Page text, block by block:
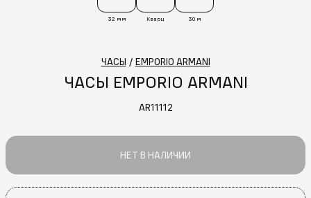
32 мм Кварц 30 м
ЧАСЫ / EMPORIO ARMANI
ЧАСЫ EMPORIO ARMANI
AR11112
НЕТ В НАЛИЧИИ